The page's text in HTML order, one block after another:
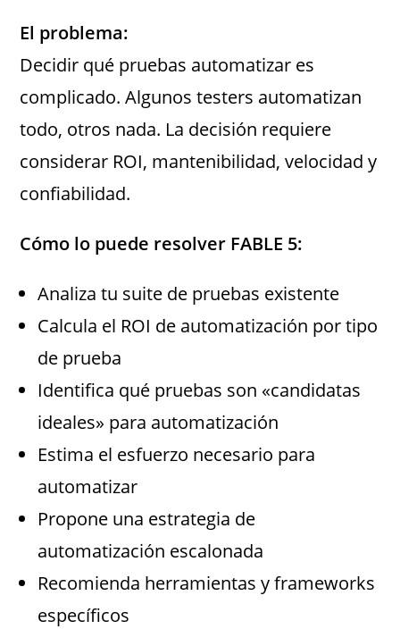
El problema:
Decidir qué pruebas automatizar es
complicado. Algunos testers automatizan
todo, otros nada. La decisión requiere
considerar ROI, mantenibilidad, velocidad y
confiabilidad.
Cómo lo puede resolver FABLE 5:
Analiza tu suite de pruebas existente
Calcula el ROI de automatización por tipo
de prueba
Identifica qué pruebas son «candidatas
ideales» para automatización
Estima el esfuerzo necesario para
automatizar
Propone una estrategia de
automatización escalonada
Recomienda herramientas y frameworks
específicos